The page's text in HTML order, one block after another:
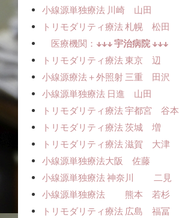
小線源単独療法ㅤㅤ 川崎 山田
トリモダリティ療法 札幌 松田
医療機関： ↓↓↓ 宇治病院 ↓↓↓
トリモダリティ療法 東京 辺
小線源療法＋外照射 三重 田沢
小線源単独療法ㅤㅤ 日進 山田
トリモダリティ療法 宇都宮 谷本
トリモダリティ療法 茨城 増
トリモダリティ療法 滋賀 大津
小線源単独療法ㅤㅤ大阪 佐藤
小線源単独療法 神奈川 二見
小線源単独療法 熊本 若杉
トリモダリティ療法 広島 福冨